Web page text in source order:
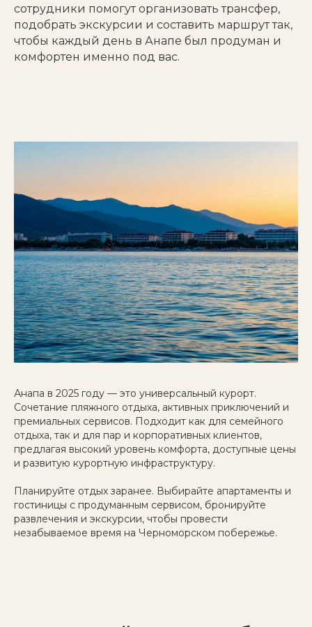
сотрудники помогут организовать трансфер,
подобрать экскурсии и составить маршрут так,
чтобы каждый день в Анапе был продуман и
комфортен именно под вас.
Анапа в 2025 году — это универсальный курорт.
Сочетание пляжного отдыха, активных приключений и
премиальных сервисов. Подходит как для семейного
отдыха, так и для пар и корпоративных клиентов,
предлагая высокий уровень комфорта, доступные цены
и развитую курортную инфраструктуру.
Планируйте отдых заранее. Выбирайте апартаменты и
гостиницы с продуманным сервисом, бронируйте
развлечения и экскурсии, чтобы провести
незабываемое время на Черноморском побережье.